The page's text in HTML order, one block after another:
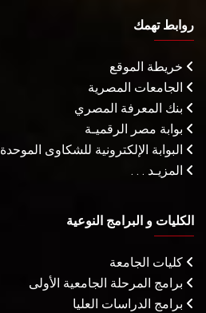
روابط تهمك
خريطة الموقع
الجامعات المصرية
بنك المعرفة المصري
بوابة مصر الرقميـة
البوابة الإلكترونية للشكاوى الموحدة
المزيـد . . .
الكليات و البرامج النوعية
كليات الجامعة
برامج المرحلة الجامعية الأولى
برامج الدراسات العليا